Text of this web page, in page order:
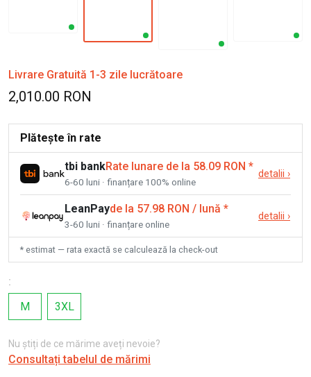
Livrare Gratuită 1-3 zile lucrătoare
2,010.00 RON
Plătește în rate
tbi bankRate lunare de la 58.09 RON *
6-60 luni · finanțare 100% online
detalii ›
LeanPayde la 57.98 RON / lună *
3-60 luni · finanțare online
detalii ›
* estimat — rata exactă se calculează la check-out
:
M
3XL
Nu știți de ce mărime aveți nevoie?
Consultați tabelul de mărimi